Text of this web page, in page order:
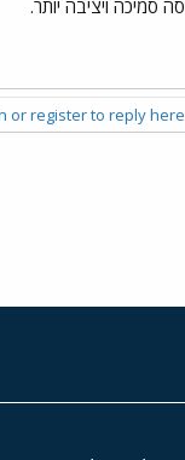
or register to reply here.